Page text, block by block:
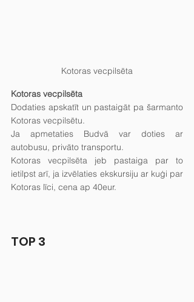
Kotoras vecpilsēta
Kotoras vecpilsēta
Dodaties apskatīt un pastaigāt pa šarmanto
Kotoras vecpilsētu.
Ja apmetaties Budvā var doties ar
autobusu, privāto transportu.
Kotoras vecpilsēta jeb pastaiga par to
ietilpst arī, ja izvēlaties ekskursiju ar kuģi par
Kotoras līci, cena ap 40eur.
TOP 3